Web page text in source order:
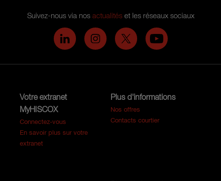
Votre extranet
MyHISCOX
Connectez-vous
En savoir plus sur votre
extranet
Plus d'informations
Nos offres
Contacts courtier
Suivez-nous via nos actualitéset les réseaux sociaux
Hiscox on LinkedIn
Hiscox on Instagram
Hiscox on TwitterHiscox on YouTube